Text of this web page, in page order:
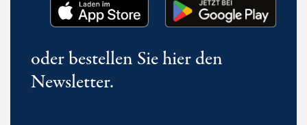
oder bestellen Sie hier den
Newsletter.